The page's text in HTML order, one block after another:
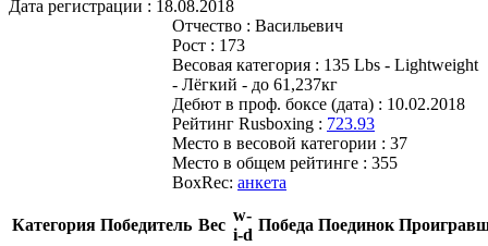
Дата регистрации : 18.08.2018
Отчество : Васильевич
Рост : 173
Весовая категория : 135 Lbs - Lightweight
- Лёгкий - до 61,237кг
Дебют в проф. боксе (дата) : 10.02.2018
Рейтинг Rusboxing : 723.93
Место в весовой категории : 37
Место в общем рейтинге : 355
BoxRec: анкета
Категория Победитель Вес
w-
i-d
Победа Поединок